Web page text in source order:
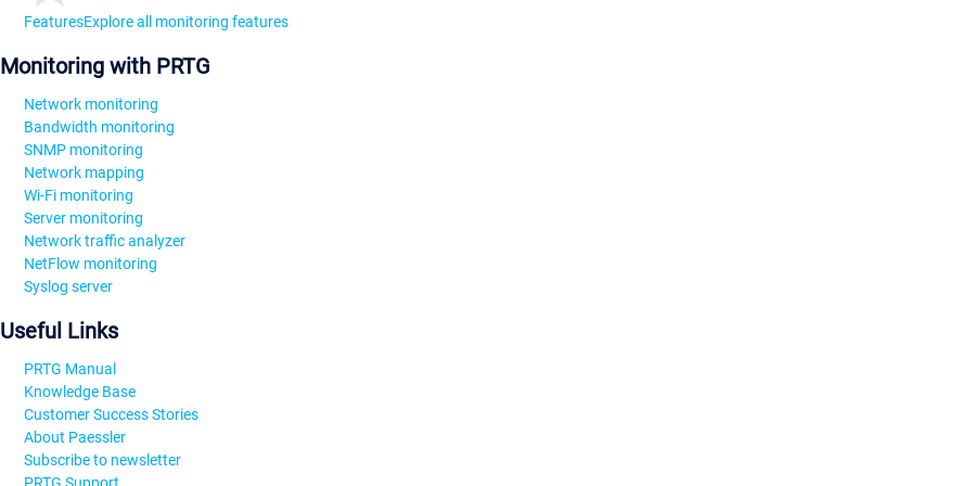
FeaturesExplore all monitoring features
Monitoring with PRTG
Network monitoring
Bandwidth monitoring
SNMP monitoring
Network mapping
Wi-Fi monitoring
Server monitoring
Network traffic analyzer
NetFlow monitoring
Syslog server
Useful Links
PRTG Manual
Knowledge Base
Customer Success Stories
About Paessler
Subscribe to newsletter